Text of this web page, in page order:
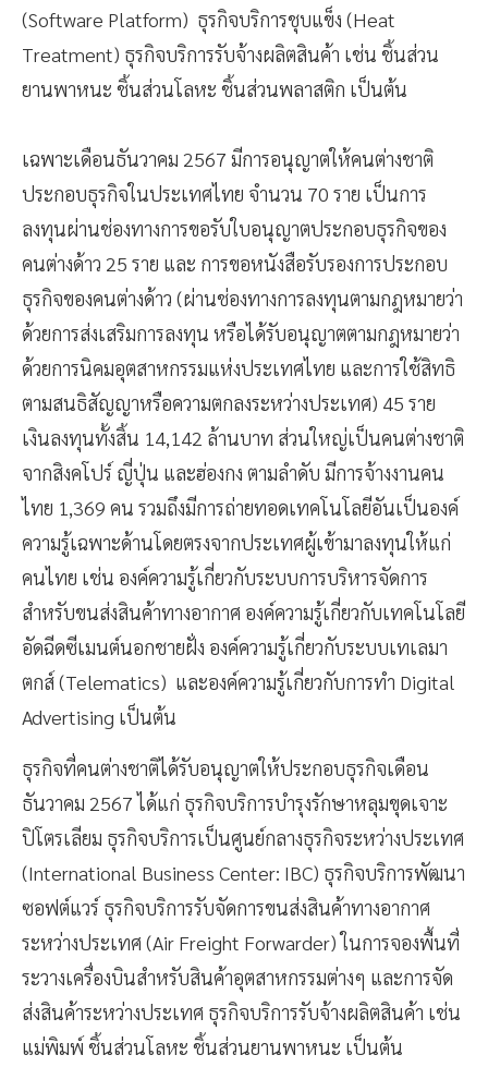
(Software Platform) ธุรกิจบริการชุบแข็ง (Heat
Treatment) ธุรกิจบริการรับจ้างผลิตสินค้า เช่น ชิ้นส่วน
ยานพาหนะ ชิ้นส่วนโลหะ ชิ้นส่วนพลาสติก เป็นต้น
เฉพาะเดือนธันวาคม 2567 มีการอนุญาตให้คนต่างชาติ
ประกอบธุรกิจในประเทศไทย จำนวน 70 ราย เป็นการ
ลงทุนผ่านช่องทางการขอรับใบอนุญาตประกอบธุรกิจของ
คนต่างด้าว 25 ราย และ การขอหนังสือรับรองการประกอบ
ธุรกิจของคนต่างด้าว (ผ่านช่องทางการลงทุนตามกฎหมายว่า
ด้วยการส่งเสริมการลงทุน หรือได้รับอนุญาตตามกฎหมายว่า
ด้วยการนิคมอุตสาหกรรมแห่งประเทศไทย และการใช้สิทธิ
ตามสนธิสัญญาหรือความตกลงระหว่างประเทศ) 45 ราย
เงินลงทุนทั้งสิ้น 14,142 ล้านบาท ส่วนใหญ่เป็นคนต่างชาติ
จากสิงคโปร์ ญี่ปุ่น และฮ่องกง ตามลำดับ มีการจ้างงานคน
ไทย 1,369 คน รวมถึงมีการถ่ายทอดเทคโนโลยีอันเป็นองค์
ความรู้เฉพาะด้านโดยตรงจากประเทศผู้เข้ามาลงทุนให้แก่
คนไทย เช่น องค์ความรู้เกี่ยวกับระบบการบริหารจัดการ
สำหรับขนส่งสินค้าทางอากาศ องค์ความรู้เกี่ยวกับเทคโนโลยี
อัดฉีดซีเมนต์นอกชายฝั่ง องค์ความรู้เกี่ยวกับระบบเทเลมา
ตกส์ (Telematics) และองค์ความรู้เกี่ยวกับการทำ Digital
Advertising เป็นต้น
ธุรกิจที่คนต่างชาติได้รับอนุญาตให้ประกอบธุรกิจเดือน
ธันวาคม 2567 ได้แก่ ธุรกิจบริการบำรุงรักษาหลุมขุดเจาะ
ปิโตรเลียม ธุรกิจบริการเป็นศูนย์กลางธุรกิจระหว่างประเทศ
(International Business Center: IBC) ธุรกิจบริการพัฒนา
ซอฟต์แวร์ ธุรกิจบริการรับจัดการขนส่งสินค้าทางอากาศ
ระหว่างประเทศ (Air Freight Forwarder) ในการจองพื้นที่
ระวางเครื่องบินสำหรับสินค้าอุตสาหกรรมต่างๆ และการจัด
ส่งสินค้าระหว่างประเทศ ธุรกิจบริการรับจ้างผลิตสินค้า เช่น
แม่พิมพ์ ชิ้นส่วนโลหะ ชิ้นส่วนยานพาหนะ เป็นต้น